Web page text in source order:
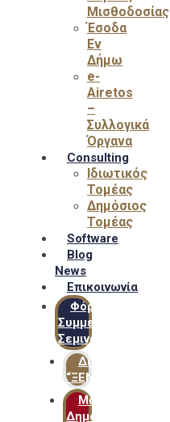
Μισθοδοσίας
Έσοδα
Εν
Δήμω
e-
Airetos
–
Συλλογικά
Όργανα
Consulting
Ιδιωτικός
Τομέας
Δημόσιος
Τομέας
Software
Blog
News
Επικοινωνία
Φόρμα
Συμμετοχής
Σεμιναρίων
Δίκτυο
“ΞΕΝΟΦΩΝ”
Μακροχρόνιο
Δημόσιο